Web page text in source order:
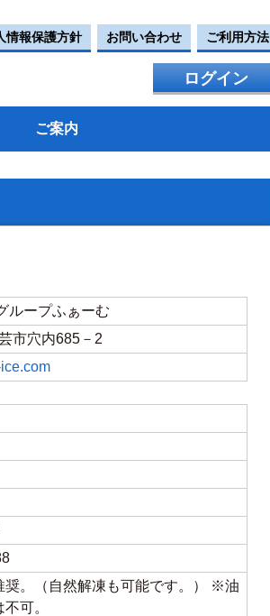
情報保護方針 お問い合わせ ご利用方法
ログイン
ご案内
ループふぁーむ
市穴内685－2
。（自然解凍も可能です。） ※油
可。